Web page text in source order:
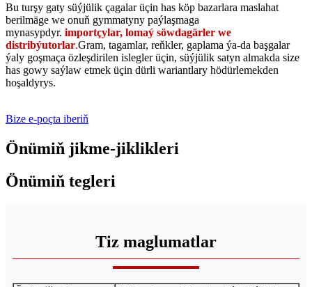
Bu turşy gaty süýjülik çagalar üçin has köp bazarlara maslahat
berilmäge we onuň gymmatyny paýlaşmaga
mynasypdyr. importçylar, lomaý söwdagärler we
distribýutorlar.Gram, tagamlar, reňkler, gaplama ýa-da başgalar
ýaly goşmaça özleşdirilen islegler üçin, süýjülik satyn almakda size
has gowy saýlaw etmek üçin dürli wariantlary hödürlemekden
hoşaldyrys.
Bize e-poçta iberiň
Önümiň jikme-jiklikleri
Önümiň tegleri
Tiz maglumatlar